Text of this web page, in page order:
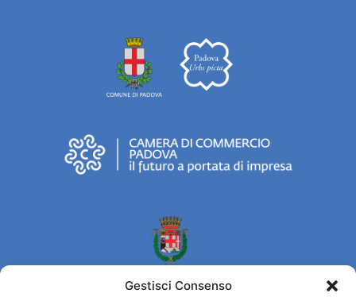
Gestisci Consenso